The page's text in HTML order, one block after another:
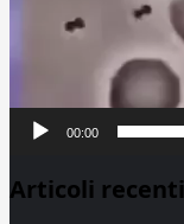
00:00
Articoli recenti